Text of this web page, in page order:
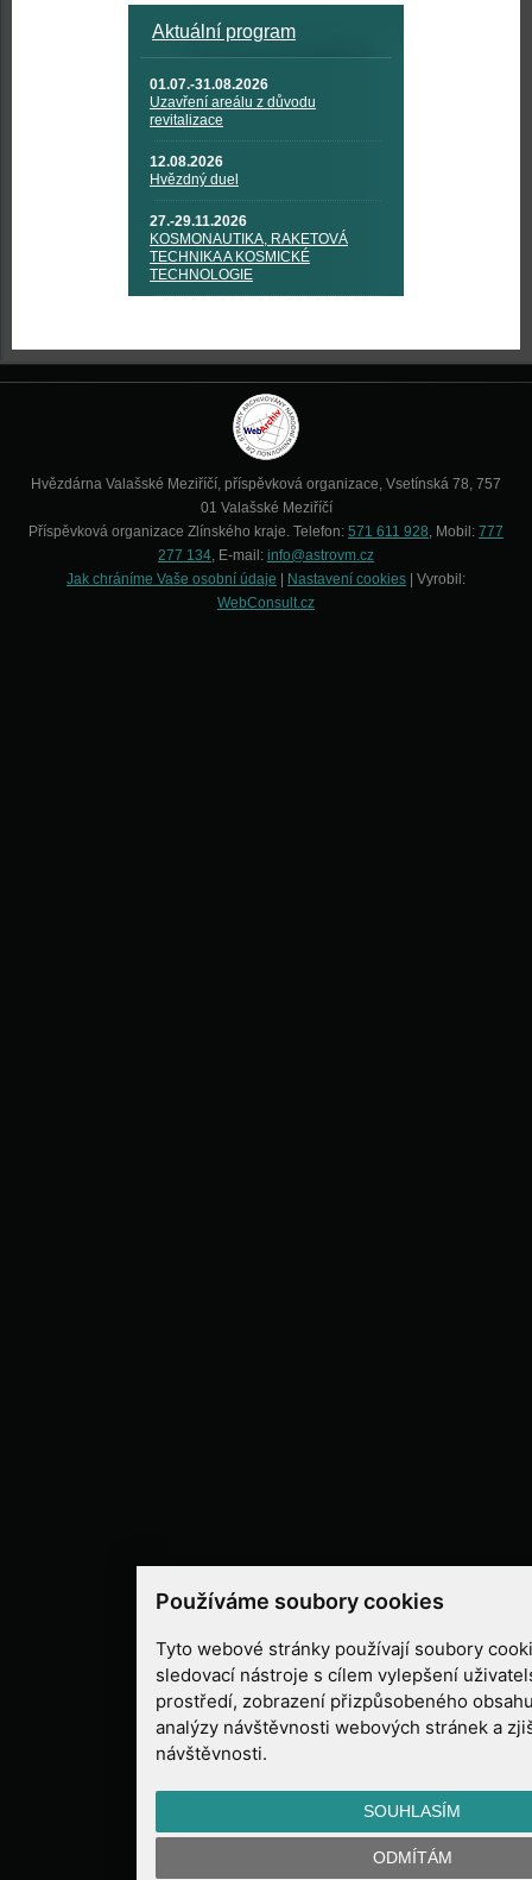
Používáme soubory cookies
Tyto webové stránky používají soubory
sledovací nástroje s cílem vylepšení
prostředí, zobrazení přizpůsobeného
analýzy návštěvnosti webových stránek a
návštěvnosti.
SOUHLASÍM
ODMÍTÁM
Aktuální program
01.07.-31.08.2026
Uzavření areálu z důvodu
revitalizace
12.08.2026
Hvězdný duel
27.-29.11.2026
KOSMONAUTIKA, RAKETOVÁ
TECHNIKA A KOSMICKÉ
TECHNOLOGIE
Hvězdárna Valašské Meziříčí, příspěvková organizace, Vsetínská 78, 757
01 Valašské Meziříčí
Příspěvková organizace Zlínského kraje. Telefon: 571 611 928, Mobil: 777
277 134, E-mail: info@astrovm.cz
Jak chráníme Vaše osobní údaje
Nastavení cookies | Vyrobil:
WebConsult.cz